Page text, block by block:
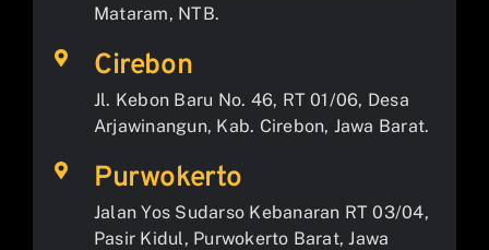
Mataram, NTB.
Cirebon
Jl. Kebon Baru No. 46, RT 01/06, Desa
Arjawinangun, Kab. Cirebon, Jawa Barat.
Purwokerto
Jalan Yos Sudarso Kebanaran RT 03/04,
Pasir Kidul, Purwokerto Barat, Jawa